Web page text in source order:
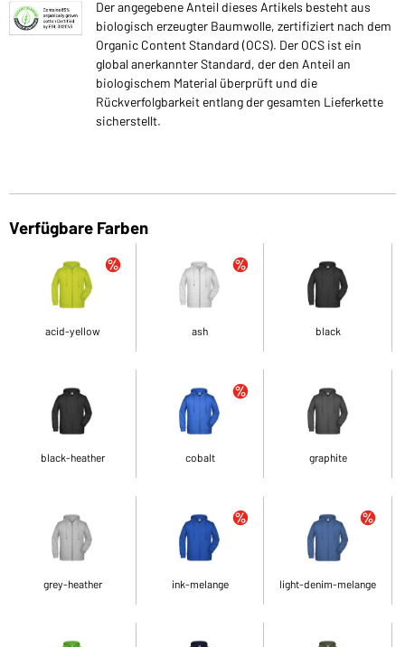
Der angegebene Anteil dieses Artikels besteht aus
biologisch erzeugter Baumwolle, zertifiziert nach dem
Organic Content Standard (OCS). Der OCS ist ein
global anerkannter Standard, der den Anteil an
biologischem Material überprüft und die
Rückverfolgbarkeit entlang der gesamten Lieferkette
sicherstellt.
Verfügbare Farben
acid-yellow ash black
black-heather cobalt graphite
grey-heather ink-melange light-denim-melange